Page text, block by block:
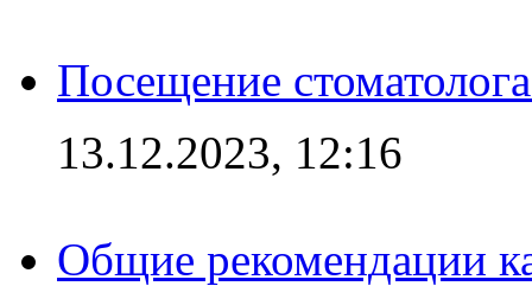
Посещение
13.12.2023, 12:16
Общие рекомендации